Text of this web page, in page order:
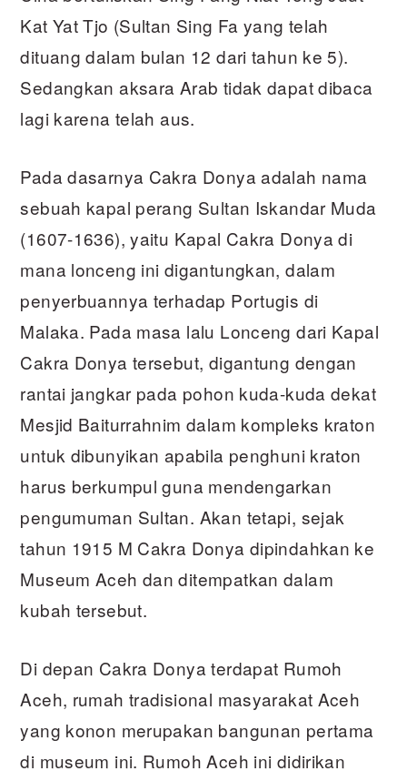
Kat Yat Tjo (Sultan Sing Fa yang telah
dituang dalam bulan 12 dari tahun ke 5).
Sedangkan aksara Arab tidak dapat dibaca
lagi karena telah aus.
Pada dasarnya Cakra Donya adalah nama
sebuah kapal perang Sultan Iskandar Muda
(1607-1636), yaitu Kapal Cakra Donya di
mana lonceng ini digantungkan, dalam
penyerbuannya terhadap Portugis di
Malaka. Pada masa lalu Lonceng dari Kapal
Cakra Donya tersebut, digantung dengan
rantai jangkar pada pohon kuda-kuda dekat
Mesjid Baiturrahnim dalam kompleks kraton
untuk dibunyikan apabila penghuni kraton
harus berkumpul guna mendengarkan
pengumuman Sultan. Akan tetapi, sejak
tahun 1915 M Cakra Donya dipindahkan ke
Museum Aceh dan ditempatkan dalam
kubah tersebut.
Di depan Cakra Donya terdapat Rumoh
Aceh, rumah tradisional masyarakat Aceh
yang konon merupakan bangunan pertama
di museum ini. Rumoh Aceh ini didirikan